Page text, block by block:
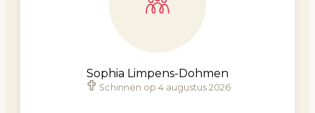
Sophia Limpens-Dohmen
Schinnen op 4 augustus 2026